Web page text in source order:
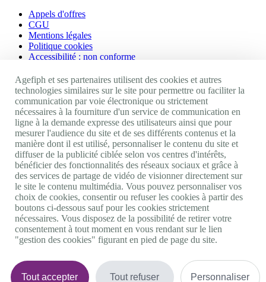
Appels d'offres
CGU
Mentions légales
Politique cookies
Accessibilité : non conforme
Nos autres sites
Site portail Agefiph
Activateur de progrès
Handinnov
Innovation et recherche
Université du RRH
Service AppuiPro
Nous suivre
Youtube
Linkedin
Facebook
Twitter
0 800 11 10 09Services & appel gratuitsDe 9h à 18h.
Agefiph et ses partenaires utilisent des cookies et autres
technologies similaires sur le site pour permettre ou faciliter la
communication par voie électronique ou strictement
nécessaires à la fourniture d'un service de communication en
ligne à la demande expresse des utilisateurs ainsi que pour
mesurer l'audience du site et de ses différents contenus et la
manière dont il est utilisé, personnaliser le contenu du site et
diffuser de la publicité ciblée selon vos centres d'intérêts,
bénéficier des fonctionnalités des réseaux sociaux et grâce à
des services de partage de vidéo de visionner directement sur
le site le contenu multimédia. Vous pouvez personnaliser vos
choix de cookies, consentir ou refuser les cookies à partir des
boutons ci-dessous sauf pour les cookies strictement
nécessaires. Vous disposez de la possibilité de retirer votre
consentement à tout moment en vous rendant sur le lien
"gestion des cookies" figurant en pied de page du site.
Tout accepter Tout refuser Personnaliser